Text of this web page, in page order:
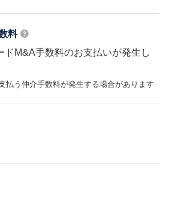
料
ドM&A手数料のお支払いが発生し
払う仲介手数料が発生する場合があります